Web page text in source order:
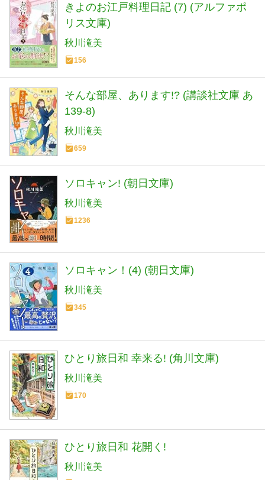
きよのお江戸料理日記 (7) (アルファポ
リス文庫)
秋川滝美
156
そんな部屋、あります!? (講談社文庫 あ
139-8)
秋川滝美
659
ソロキャン! (朝日文庫)
秋川滝美
1236
ソロキャン！(4) (朝日文庫)
秋川滝美
345
ひとり旅日和 幸来る! (角川文庫)
秋川滝美
170
ひとり旅日和 花開く!
秋川滝美